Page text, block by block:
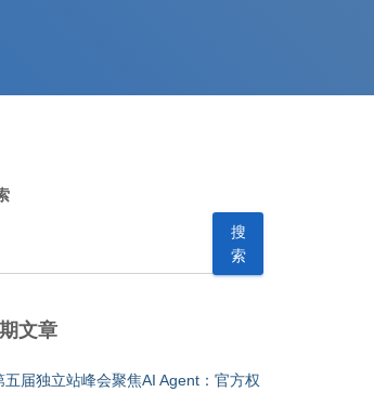
搜
索
文章
五届独立站峰会聚焦AI Agent：官方权